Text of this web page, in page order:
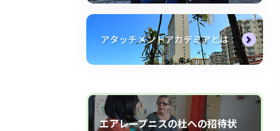
アタッチメントアカデミアとは
エアレープニスの杜への招待状